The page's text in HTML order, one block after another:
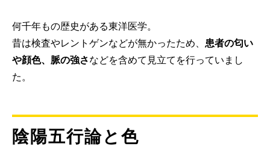
何千年もの歴史がある東洋医学。
昔は検査やレントゲンなどが無かったため、 患者の匂い
や顔色、脈の強さなどを含めて見立てを行っていまし
た。
陰陽五行論と色